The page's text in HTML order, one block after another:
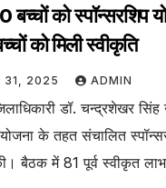
बच्चों को स्पॉन्सरशिप
को मिली स्वीकृति
31, 2025 ADMIN
डॉ. चन्द्रशेखर
के तहत संचालित
बैठक में 81 पूर्व स्वीकृत